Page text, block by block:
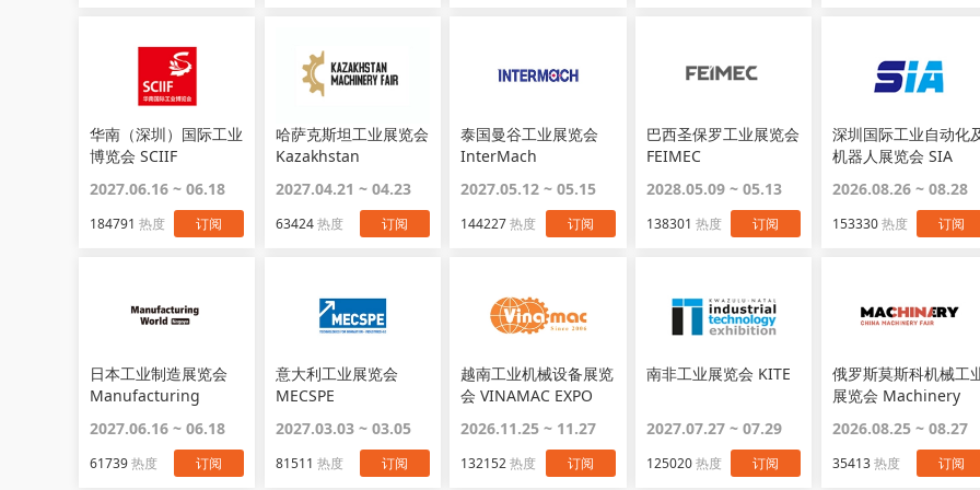
华南（深圳）国际工业
博览会 SCIIF
2027.06.16 ~ 06.18
184791 热度 订阅
哈萨克斯坦工业展览会
Kazakhstan
2027.04.21 ~ 04.23
63424热度 订阅
泰国曼谷工业展览会
InterMach
2027.05.12 ~ 05.15
144227热度 订阅
巴西圣保罗工业展览会
FEIMEC
2028.05.09 ~ 05.13
138301 热度 订阅
深圳国际工业自动化
机器人展览会 SIA
2026.08.26 ~ 08.28
153330热度 订阅
日本工业制造展览会
Manufacturing
2027.06.16 ~ 06.18
61739热度 订阅
意大利工业展览会
MECSPE
2027.03.03 ~ 03.05
81511 热度 订阅
越南工业机械设备展览
会 VINAMAC EXPO
2026.11.25 ~ 11.27
132152热度 订阅
南非工业展览会 KITE
2027.07.27 ~ 07.29
125020热度 订阅
俄罗斯莫斯科机械工
展览会 Machinery
2026.08.25 ~ 08.27
35413热度 订阅